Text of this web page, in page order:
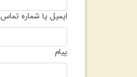
ایمیل یا شماره تماس
پیام